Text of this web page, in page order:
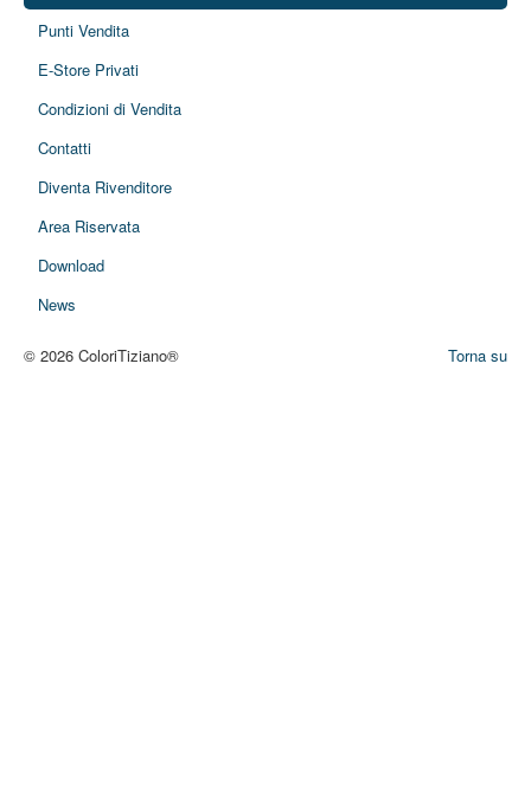
Punti Vendita
E-Store Privati
Condizioni di Vendita
Contatti
Diventa Rivenditore
Area Riservata
Download
News
Torna su
© 2026 ColoriTiziano®